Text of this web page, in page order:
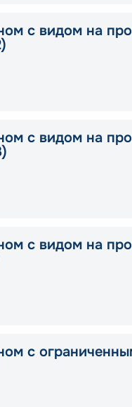
с видом на
с видом на
с видом на
с